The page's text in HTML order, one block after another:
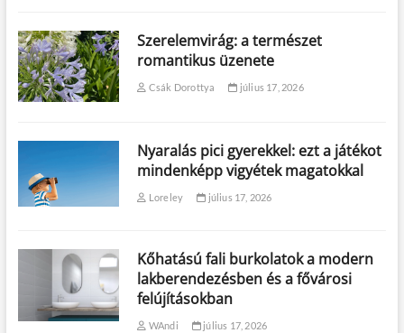
Szerelemvirág: a természet
romantikus üzenete
Csák Dorottya július 17, 2026
Nyaralás pici gyerekkel: ezt a játékot
mindenképp vigyétek magatokkal
Loreley július 17, 2026
Kőhatású fali burkolatok a modern
lakberendezésben és a fővárosi
felújításokban
WAndi július 17, 2026